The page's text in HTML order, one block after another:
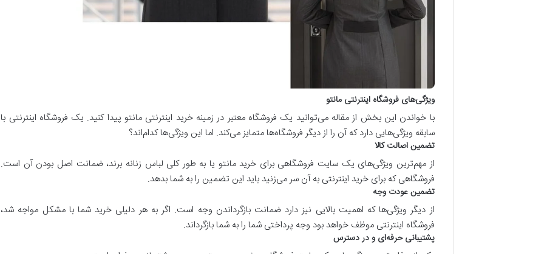
ویژگی‌های فروشگاه اینترنتی مانتو
با خواندن این بخش از مقاله می‌توانید یک فروشگاه معتبر در زمینه خرید اینترنتی مانتو پیدا کنید. یک فروشگاه اینترنتی با
سابقه ویژگی‌هایی دارد که آن را از دیگر فروشگاه‌ها متمایز می‌کند. اما این ویژگی‌ها کدام‌اند؟
تضمین اصالت کالا
از مهم‌ترین ویژگی‌های یک سایت فروشگاهی برای خرید مانتو یا به طور کلی لباس زنانه برند، ضمانت اصل بودن آن است.
فروشگاهی که برای خرید اینترنتی به آن سر می‌زنید باید این تضمین را به شما بدهد.
تضمین عودت وجه
از دیگر ویژگی‌ها که اهمیت بالایی نیز دارد ضمانت بازگرداندن وجه است. اگر به هر دلیلی خرید شما با مشکل مواجه شد،
فروشگاه اینترنتی موظف خواهد بود وجه پرداختی شما را به شما بازگرداند.
پشتیبانی حرفه‌ای و در دسترس